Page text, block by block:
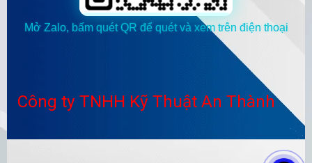
Mở Zalo, bấm quét QR để quét và xem trên điện thoại
Công ty TNHH Kỹ Thuật An Thành